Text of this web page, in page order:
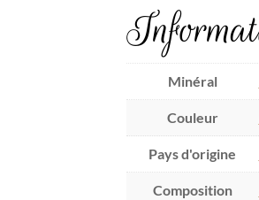
Minéral
Couleur
Pays d'origine
Composition